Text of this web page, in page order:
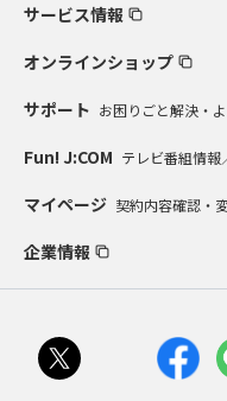
サービス情報
オンラインショップ
サポート お困りごと解決・
Fun! J:COM テレビ番組情
マイページ 契約内容確認・
企業情報